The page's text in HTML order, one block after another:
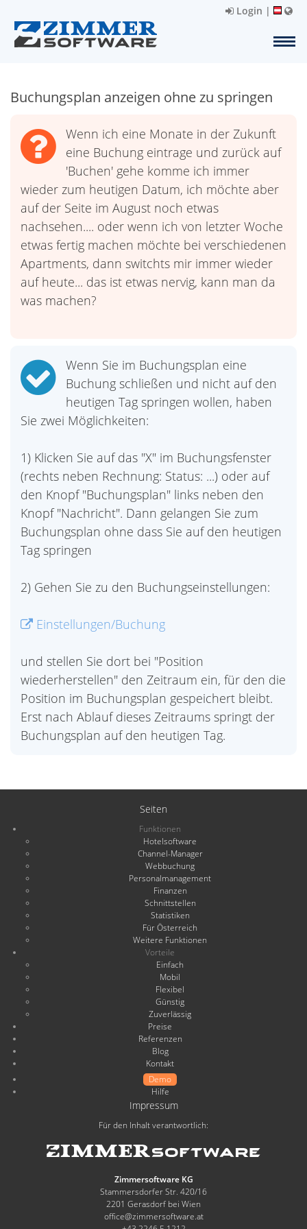
Login |
Buchungsplan anzeigen ohne zu springen
Wenn ich eine Monate in der Zukunft
eine Buchung eintrage und zurück auf
'Buchen' gehe komme ich immer
wieder zum heutigen Datum, ich möchte aber
auf der Seite im August noch etwas
nachsehen.... oder wenn ich von letzter Woche
etwas fertig machen möchte bei verschiedenen
Apartments, dann switchts mir immer wieder
auf heute... das ist etwas nervig, kann man da
was machen?
Wenn Sie im Buchungsplan eine
Buchung schließen und nicht auf den
heutigen Tag springen wollen, haben
Sie zwei Möglichkeiten:
1) Klicken Sie auf das "X" im Buchungsfenster
(rechts neben Rechnung: Status: ...) oder auf
den Knopf "Buchungsplan" links neben den
Knopf "Nachricht". Dann gelangen Sie zum
Buchungsplan ohne dass Sie auf den heutigen
Tag springen
2) Gehen Sie zu den Buchungseinstellungen:
Einstellungen/Buchung
und stellen Sie dort bei "Position
wiederherstellen" den Zeitraum ein, für den die
Position im Buchungsplan gespeichert bleibt.
Erst nach Ablauf dieses Zeitraums springt der
Buchungsplan auf den heutigen Tag.
Seiten
Funktionen
Hotelsoftware
Channel-Manager
Webbuchung
Personalmanagement
Finanzen
Schnittstellen
Statistiken
Für Österreich
Weitere Funktionen
Vorteile
Einfach
Mobil
Flexibel
Günstig
Zuverlässig
Preise
Referenzen
Blog
Kontakt
Demo
Hilfe
Impressum
Für den Inhalt verantwortlich:
Zimmersoftware KG
Stammersdorfer Str. 420/16
2201 Gerasdorf bei Wien
office@zimmersoftware.at